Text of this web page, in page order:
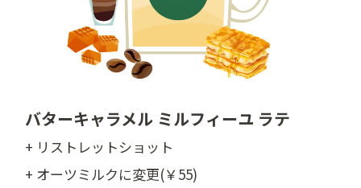
バターキャラメル ミルフィーユ ラテ
+ リストレットショット
+ オーツミルクに変更(￥55)